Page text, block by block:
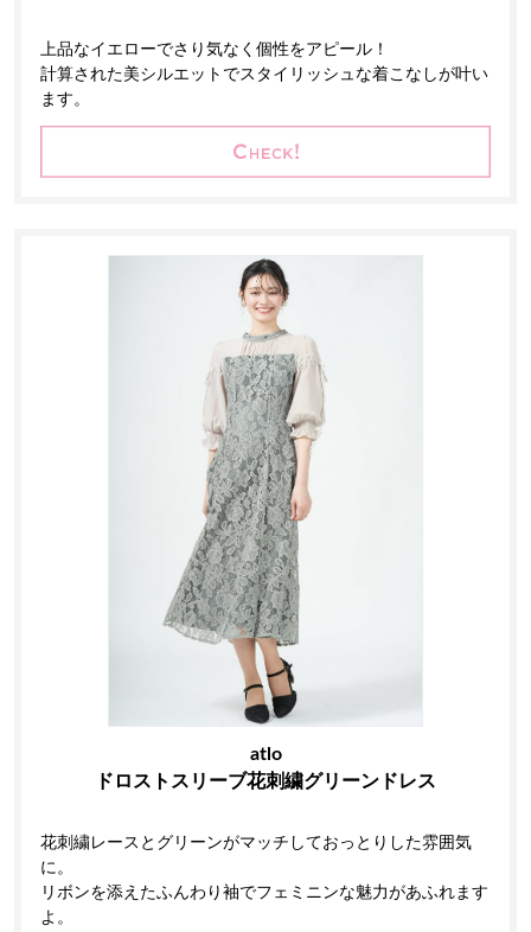
上品なイエローでさり気なく個性をアピール！
計算された美シルエットでスタイリッシュな着こなしが叶い
ます。
atlo
ドロストスリーブ花刺繍グリーンドレス
花刺繍レースとグリーンがマッチしておっとりした雰囲気
に。
リボンを添えたふんわり袖でフェミニンな魅力があふれます
よ。